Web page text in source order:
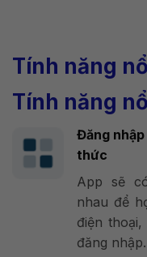
Tính năng
Tính năng
Đăng
thức
App sẽ
nhau để
điện
đăng nhập.